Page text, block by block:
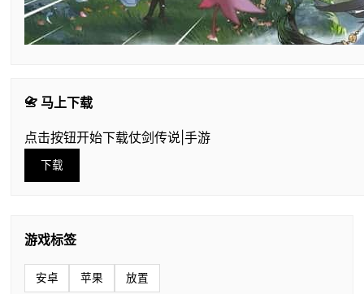
📇 马上下载
点击按钮开始下载仗剑传说|手游
下载
游戏标签
安卓 苹果 放置